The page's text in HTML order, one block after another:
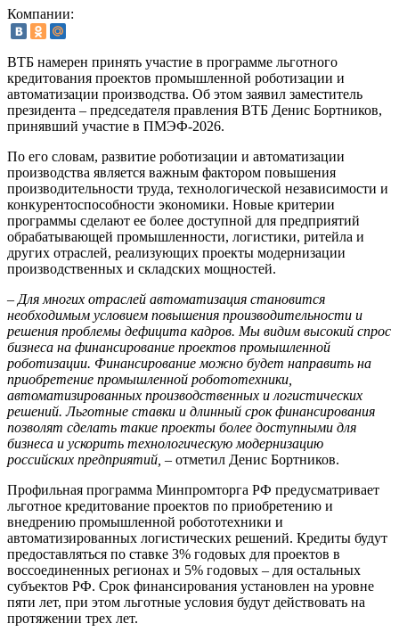
Компании:
ВТБ намерен принять участие в программе льготного
кредитования проектов промышленной роботизации и
автоматизации производства. Об этом заявил заместитель
президента – председателя правления ВТБ Денис Бортников,
принявший участие в ПМЭФ-2026.
По его словам, развитие роботизации и автоматизации
производства является важным фактором повышения
производительности труда, технологической независимости и
конкурентоспособности экономики. Новые критерии
программы сделают ее более доступной для предприятий
обрабатывающей промышленности, логистики, ритейла и
других отраслей, реализующих проекты модернизации
производственных и складских мощностей.
– Для многих отраслей автоматизация становится
необходимым условием повышения производительности и
решения проблемы дефицита кадров. Мы видим высокий спрос
бизнеса на финансирование проектов промышленной
роботизации. Финансирование можно будет направить на
приобретение промышленной робототехники,
автоматизированных производственных и логистических
решений. Льготные ставки и длинный срок финансирования
позволят сделать такие проекты более доступными для
бизнеса и ускорить технологическую модернизацию
российских предприятий, – отметил Денис Бортников.
Профильная программа Минпромторга РФ предусматривает
льготное кредитование проектов по приобретению и
внедрению промышленной робототехники и
автоматизированных логистических решений. Кредиты будут
предоставляться по ставке 3% годовых для проектов в
воссоединенных регионах и 5% годовых – для остальных
субъектов РФ. Срок финансирования установлен на уровне
пяти лет, при этом льготные условия будут действовать на
протяжении трех лет.